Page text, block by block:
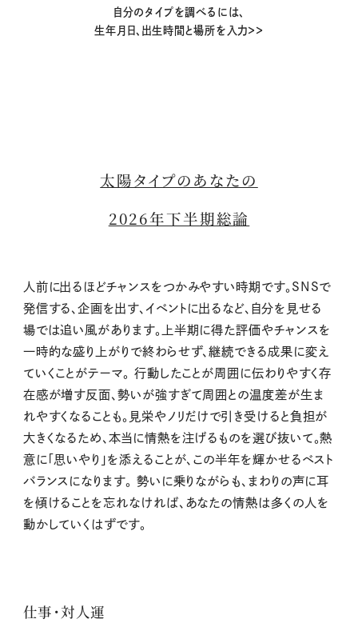
自分のタイプを調べるには、
生年月日、出生時間と場所を入力＞＞
太陽タイプのあなたの
2026年下半期総論
人前に出るほどチャンスをつかみやすい時期です。SNSで
発信する、企画を出す、イベントに出るなど、自分を見せる
場では追い風があります。上半期に得た評価やチャンスを
一時的な盛り上がりで終わらせず、継続できる成果に変え
ていくことがテーマ。 行動したことが周囲に伝わりやすく存
在感が増す反面、勢いが強すぎて周囲との温度差が生ま
れやすくなることも。見栄やノリだけで引き受けると負担が
大きくなるため、本当に情熱を注げるものを選び抜いて。熱
意に「思いやり」を添えることが、この半年を輝かせるベスト
バランスになります。 勢いに乗りながらも、まわりの声に耳
を傾けることを忘れなければ、あなたの情熱は多くの人を
動かしていくはずです。
仕事・対人運